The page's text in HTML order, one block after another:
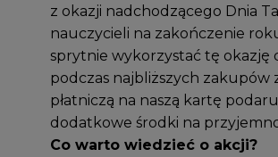
z okazji nadchodzącego Dnia
nauczycieli na zakończenie
sprytnie wykorzystać tę okazję
podczas najbliższych zakupów
płatniczą na naszą kartę
dodatkowe środki na
Co warto wiedzieć o akcji?